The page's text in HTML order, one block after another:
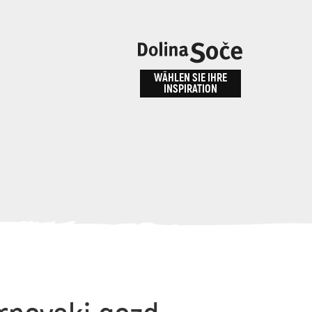
WÄHLEN SIE IHRE
INSPIRATION